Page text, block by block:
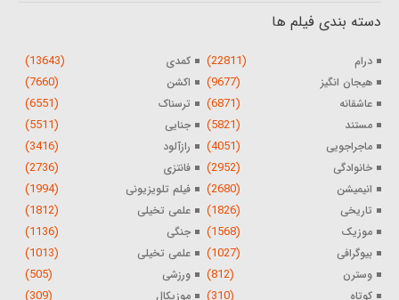
دسته بندی فیلم ها
درام (22811) کمدی (13643)
هیجان انگیز (9677) اکشن (7660)
عاشقانه (6871) ترسناک (6551)
مستند (5821) جنایی (5511)
ماجراجویی (4051) رازآلود (3416)
خانوادگی (2952) فانتزی (2736)
انیمیشن (2680) فیلم تلویزیونی (1994)
تاریخی (1826) علمی تخیلی (1812)
موزیک (1568) جنگی (1136)
بیوگرافی (1027) علمی تخیلی (1013)
وسترن (812) ورزشی (505)
کوتاه (310) موزیکال (309)